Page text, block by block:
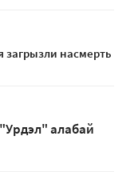
загрызли насмерть
алабай